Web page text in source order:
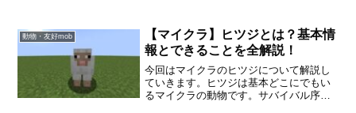
ルマジロからとれるウロコはオオカミの
鎧を作成することができます。今後アル
マジロは便利なmobになってくると思う
ので、サバイバルモードで遊んでいる人
は見つけたいですね！それではアルマジ
ロのいる場所、その他基本情報を確認し
動物・友好mob
【マイクラ】ヒツジとは？基本情
報とできることを全解説！
今回はマイクラのヒツジについて解説し
ていきます。ヒツジは基本どこにでもい
るマイクラの動物です。サバイバル序盤